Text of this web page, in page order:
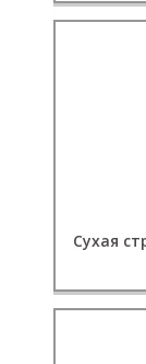
Сухая